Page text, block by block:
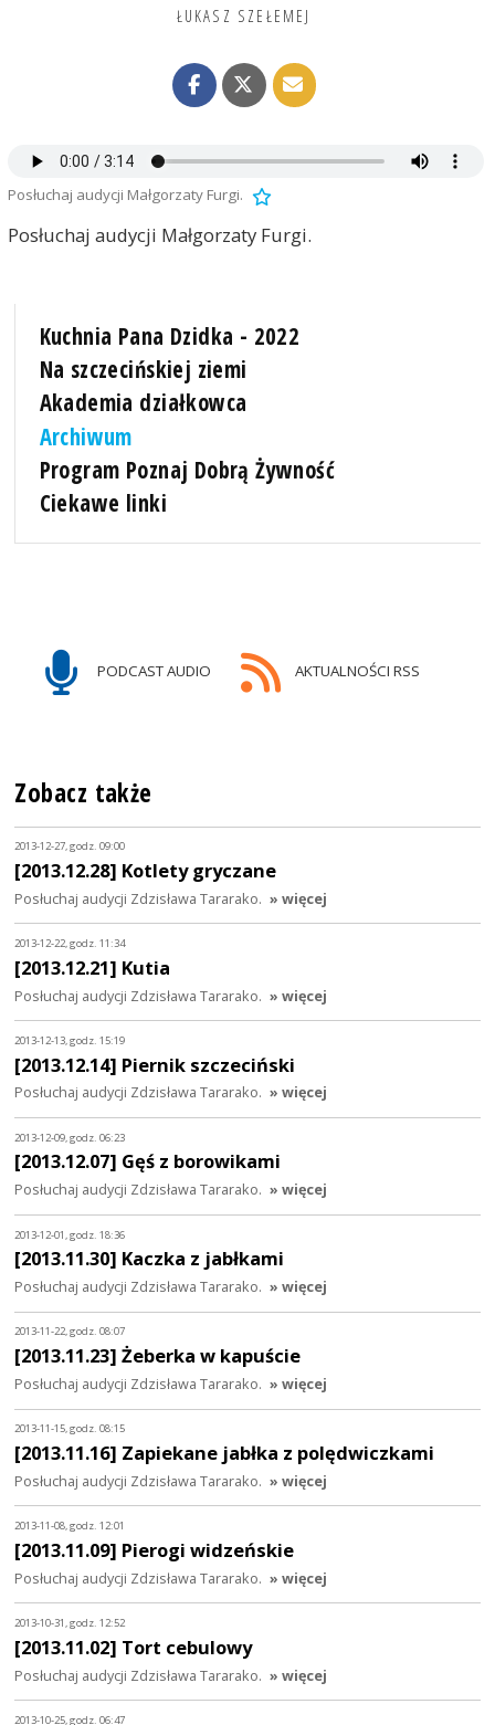
ŁUKASZ SZEŁEMEJ
Posłuchaj audycji Małgorzaty Furgi.
Posłuchaj audycji Małgorzaty Furgi.
Kuchnia Pana Dzidka - 2022
Na szczecińskiej ziemi
Akademia działkowca
Archiwum
Program Poznaj Dobrą Żywność
Ciekawe linki
PODCAST AUDIO AKTUALNOŚCI RSS
Zobacz także
2013-12-27, godz. 09:00
[2013.12.28] Kotlety gryczane
Posłuchaj audycji Zdzisława Tararako. » więcej
2013-12-22, godz. 11:34
[2013.12.21] Kutia
Posłuchaj audycji Zdzisława Tararako. » więcej
2013-12-13, godz. 15:19
[2013.12.14] Piernik szczeciński
Posłuchaj audycji Zdzisława Tararako. » więcej
2013-12-09, godz. 06:23
[2013.12.07] Gęś z borowikami
Posłuchaj audycji Zdzisława Tararako. » więcej
2013-12-01, godz. 18:36
[2013.11.30] Kaczka z jabłkami
Posłuchaj audycji Zdzisława Tararako. » więcej
2013-11-22, godz. 08:07
[2013.11.23] Żeberka w kapuście
Posłuchaj audycji Zdzisława Tararako. » więcej
2013-11-15, godz. 08:15
[2013.11.16] Zapiekane jabłka z polędwiczkami
Posłuchaj audycji Zdzisława Tararako. » więcej
2013-11-08, godz. 12:01
[2013.11.09] Pierogi widzeńskie
Posłuchaj audycji Zdzisława Tararako. » więcej
2013-10-31, godz. 12:52
[2013.11.02] Tort cebulowy
Posłuchaj audycji Zdzisława Tararako. » więcej
2013-10-25, godz. 06:47